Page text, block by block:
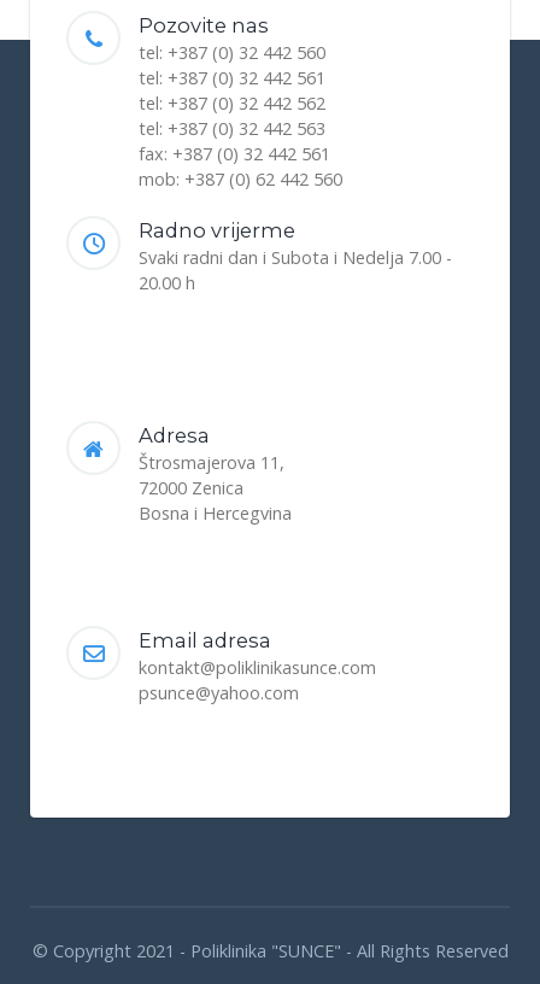
Pozovite nas
tel: +387 (0) 32 442 560
tel: +387 (0) 32 442 561
tel: +387 (0) 32 442 562
tel: +387 (0) 32 442 563
fax: +387 (0) 32 442 561
mob: +387 (0) 62 442 560
Radno vrijerme
Svaki radni dan i Subota i Nedelja 7.00 -
20.00 h
Adresa
Štrosmajerova 11,
72000 Zenica
Bosna i Hercegvina
Email adresa
kontakt@poliklinikasunce.com
psunce@yahoo.com
© Copyright 2021 - Poliklinika "SUNCE" - All Rights Reserved